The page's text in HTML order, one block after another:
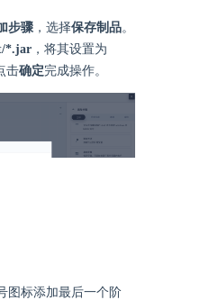
步骤 ，选择保存制品。
*.jar ，将其设置为
击确定完成操作。
图标添加最后一个阶